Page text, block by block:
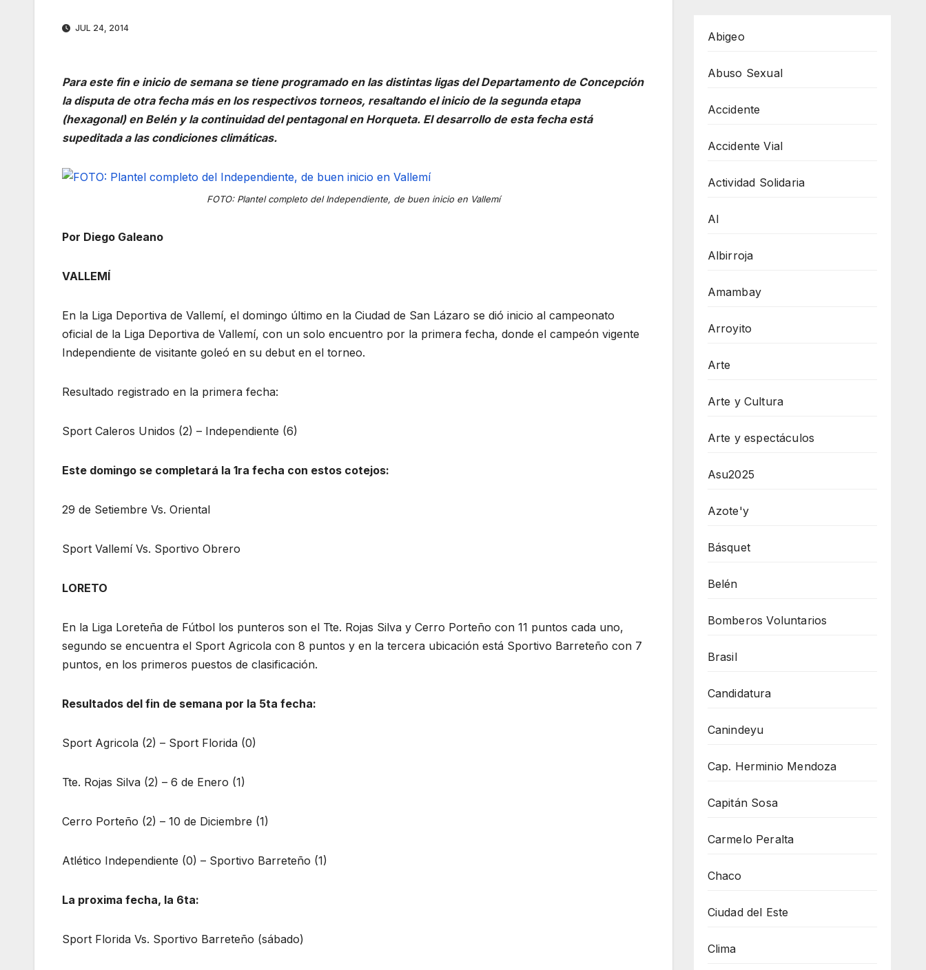
JUL 24, 2014
Para este fin e inicio de semana se tiene programado en las distintas ligas del Departamento de Concepción
la disputa de otra fecha más en los respectivos torneos, resaltando el inicio de la segunda etapa
(hexagonal) en Belén y la continuidad del pentagonal en Horqueta. El desarrollo de esta fecha está
supeditada a las condiciones climáticas.
FOTO: Plantel completo del Independiente, de buen inicio en Vallemí
Por Diego Galeano
VALLEMÍ
En la Liga Deportiva de Vallemí, el domingo último en la Ciudad de San Lázaro se dió inicio al campeonato
oficial de la Liga Deportiva de Vallemí, con un solo encuentro por la primera fecha, donde el campeón vigente
Independiente de visitante goleó en su debut en el torneo.
Resultado registrado en la primera fecha:
Sport Caleros Unidos (2) – Independiente (6)
Este domingo se completará la 1ra fecha con estos cotejos:
29 de Setiembre Vs. Oriental
Sport Vallemí Vs. Sportivo Obrero
LORETO
En la Liga Loreteña de Fútbol los punteros son el Tte. Rojas Silva y Cerro Porteño con 11 puntos cada uno,
segundo se encuentra el Sport Agricola con 8 puntos y en la tercera ubicación está Sportivo Barreteño con 7
puntos, en los primeros puestos de clasificación.
Resultados del fin de semana por la 5ta fecha:
Sport Agricola (2) – Sport Florida (0)
Tte. Rojas Silva (2) – 6 de Enero (1)
Cerro Porteño (2) – 10 de Diciembre (1)
Atlético Independiente (0) – Sportivo Barreteño (1)
La proxima fecha, la 6ta:
Sport Florida Vs. Sportivo Barreteño (sábado)
Abigeo
Abuso Sexual
Accidente
Accidente Vial
Actividad Solidaria
AI
Albirroja
Amambay
Arroyito
Arte
Arte y Cultura
Arte y espectáculos
Asu2025
Azote'y
Básquet
Belén
Bomberos Voluntarios
Brasil
Candidatura
Canindeyu
Cap. Herminio Mendoza
Capitán Sosa
Carmelo Peralta
Chaco
Ciudad del Este
Clima